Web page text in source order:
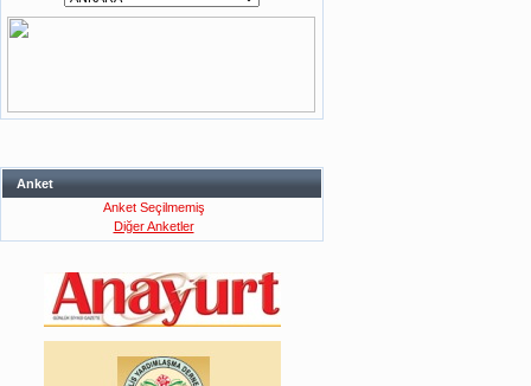
Anket
Anket Seçilmemiş
Diğer Anketler